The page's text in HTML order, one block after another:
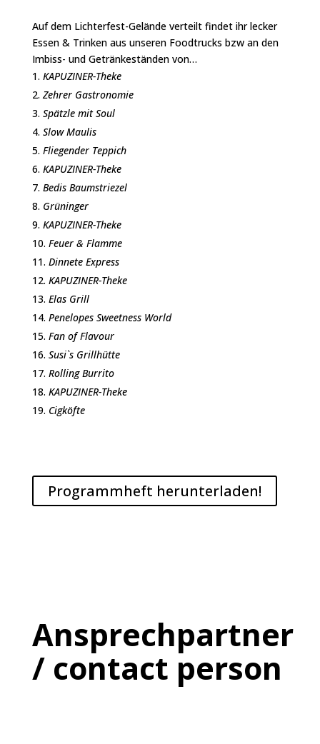
Auf dem Lichterfest-Gelände verteilt findet ihr lecker
Essen & Trinken aus unseren Foodtrucks bzw an den
Imbiss- und Getränkeständen von…
KAPUZINER-Theke
Zehrer Gastronomie
Spätzle mit Soul
Slow Maulis
Fliegender Teppich
KAPUZINER-Theke
Bedis Baumstriezel
Grüninger
KAPUZINER-Theke
Feuer & Flamme
Dinnete Express
KAPUZINER-Theke
Elas Grill
Penelopes Sweetness World
Fan of Flavour
Susi`s Grillhütte
Rolling Burrito
KAPUZINER-Theke
Cigköfte
Programmheft herunterladen!
Ansprechpartner
/ contact person